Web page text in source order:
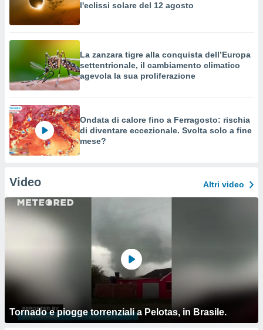
l'eclissi solare del 12 agosto
La zanzara tigre alla conquista dell’Europa
settentrionale, il cambiamento climatico
agevola la sua proliferazione
Ondata di calore fino a Ferragosto: rischia
di diventare eccezionale. Svolta solo a fine
mese?
Video Altri video
Tornado e piogge torrenziali a Pelotas, in Brasile.